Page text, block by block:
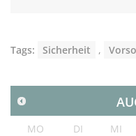
Tags: Sicherheit ,
MO DI MI